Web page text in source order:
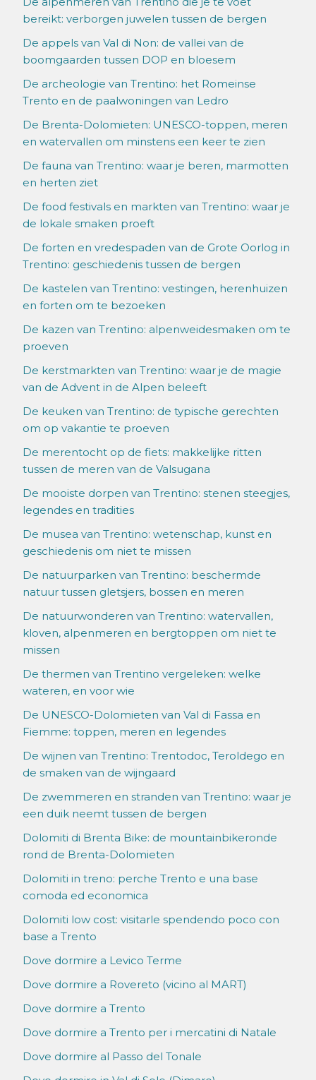
bereikt: verborgen juwelen tussen de bergen
De appels van Val di Non: de vallei van de
boomgaarden tussen DOP en bloesem
De archeologie van Trentino: het Romeinse
Trento en de paalwoningen van Ledro
De Brenta-Dolomieten: UNESCO-toppen, meren
en watervallen om minstens een keer te zien
De fauna van Trentino: waar je beren, marmotten
en herten ziet
De food festivals en markten van Trentino: waar je
de lokale smaken proeft
De forten en vredespaden van de Grote Oorlog in
Trentino: geschiedenis tussen de bergen
De kastelen van Trentino: vestingen, herenhuizen
en forten om te bezoeken
De kazen van Trentino: alpenweidesmaken om te
proeven
De kerstmarkten van Trentino: waar je de magie
van de Advent in de Alpen beleeft
De keuken van Trentino: de typische gerechten
om op vakantie te proeven
De merentocht op de fiets: makkelijke ritten
tussen de meren van de Valsugana
De mooiste dorpen van Trentino: stenen steegjes,
legendes en tradities
De musea van Trentino: wetenschap, kunst en
geschiedenis om niet te missen
De natuurparken van Trentino: beschermde
natuur tussen gletsjers, bossen en meren
De natuurwonderen van Trentino: watervallen,
kloven, alpenmeren en bergtoppen om niet te
missen
De thermen van Trentino vergeleken: welke
wateren, en voor wie
De UNESCO-Dolomieten van Val di Fassa en
Fiemme: toppen, meren en legendes
De wijnen van Trentino: Trentodoc, Teroldego en
de smaken van de wijngaard
De zwemmeren en stranden van Trentino: waar je
een duik neemt tussen de bergen
Dolomiti di Brenta Bike: de mountainbikeronde
rond de Brenta-Dolomieten
Dolomiti in treno: perche Trento e una base
comoda ed economica
Dolomiti low cost: visitarle spendendo poco con
base a Trento
Dove dormire a Levico Terme
Dove dormire a Rovereto (vicino al MART)
Dove dormire a Trento
Dove dormire a Trento per i mercatini di Natale
Dove dormire al Passo del Tonale